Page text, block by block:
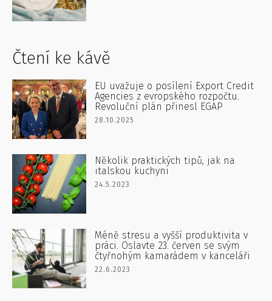
Čtení ke kávě
EU uvažuje o posílení Export Credit
Agencies z evropského rozpočtu.
Revoluční plán přinesl EGAP
28.10.2025
Několik praktických tipů, jak na
italskou kuchyni
24.5.2023
Méně stresu a vyšší produktivita v
práci. Oslavte 23. červen se svým
čtyřnohým kamarádem v kanceláři
22.6.2023